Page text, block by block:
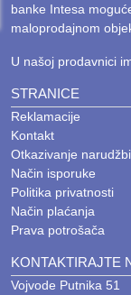
banke Intesa
maloprodajnom
U našoj prodavnici
STRANICE
Reklamacije
Kontakt
Otkazivanje
Način isporuke
Politika privatnosti
Način plaćanja
Prava potrošača
KONTAKTIRAJTE
Vojvode Putnika 51